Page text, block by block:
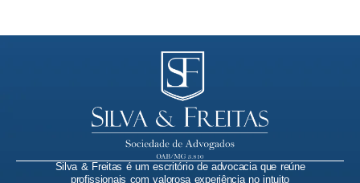
Silva & Freitas é um escritório de advocacia que reúne
profissionais com valorosa experiência no intuito